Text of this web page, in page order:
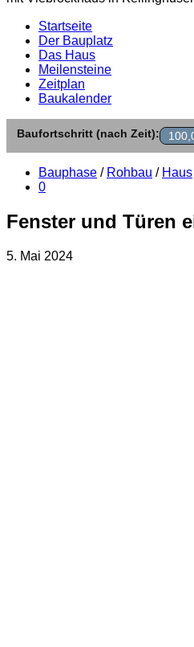
Startseite
Der Bauplatz
Das Haus
Meilensteine
Zeitplan
Baukalender
Baufortschritt (nach Zeit):
Bauphase / Rohbau / Haus
0
Fenster und Türen
5. Mai 2024